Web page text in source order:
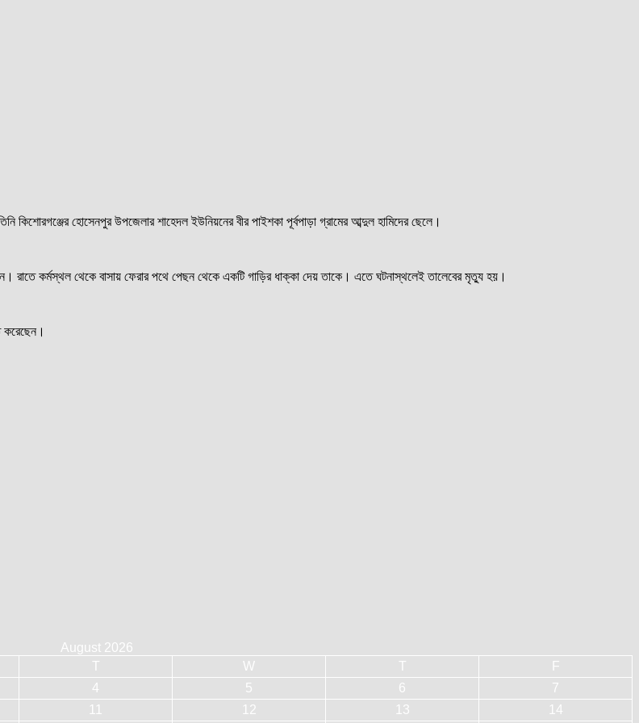
হোসেনপুর উপজেলার শাহেদল ইউনিয়নের বীর পাইশকা পূর্বপাড়া গ্রামের আব্দুল হামিদের ছেলে।
রাতে কর্মস্থল থেকে বাসায় ফেরার পথে পেছন থেকে একটি গাড়ির ধাক্কা দেয় তাকে। এতে ঘটনাস্থলেই তালেবের মৃত্যু হয়।
করেছেন।
August 2026
T W T
F
4 5 6
7
11 12 13 14